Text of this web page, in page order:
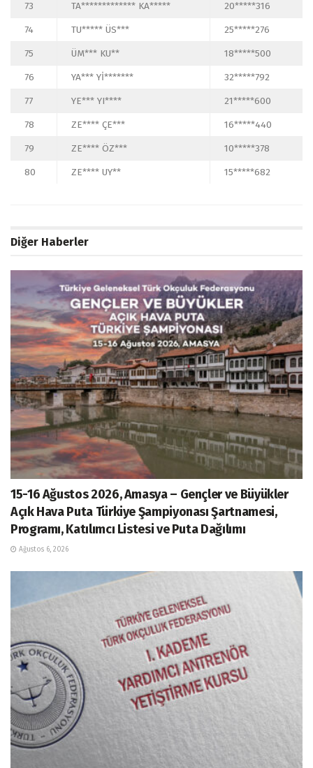
73 TA************* KA*****
20*****316
74
TU***** ÜS***
25*****276
75
ÜM*** KU**
18*****500
76
YA*** Yİ*******
32*****792
77
YE*** YI****
21*****600
78
ZE**** ÇE***
16*****440
79
ZE**** ÖZ***
10*****378
80
ZE**** UY** 15*****682
Diğer Haberler
15-16 Ağustos 2026, Amasya – Gençler ve Büyükler
Açık Hava Puta Türkiye Şampiyonası Şartnamesi,
Programı, Katılımcı Listesi ve Puta Dağılımı
Ağustos 6, 2026